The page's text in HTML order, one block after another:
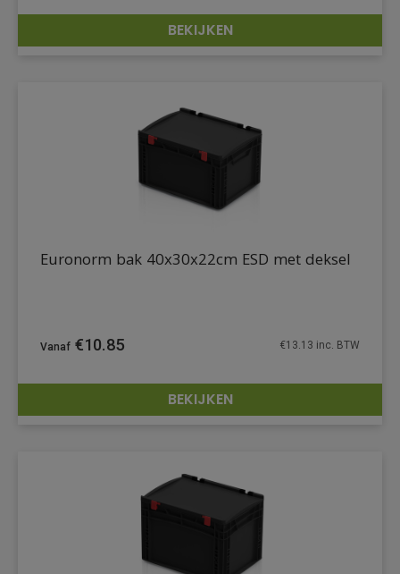
DETAILS
BEKIJKEN
DETAILS
Euronorm bak 40x30x22cm ESD met deksel
€10.85 €13.13 inc. BTW
BEKIJKEN